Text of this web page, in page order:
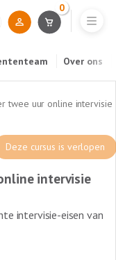
Over ons
0
twee uur online intervisie
Deze cursus is verlopen
intervisie
intervisie-eisen van